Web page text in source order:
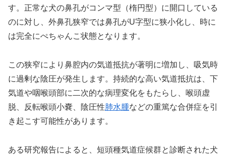
す。正常な犬の鼻孔がコンマ型（楕円型）に開口している
のに対し、外鼻孔狭窄では鼻孔がU字型に狭小化し、時に
は完全にぺちゃんこ状態となります。
この狭窄により鼻腔内の気道抵抗が著明に増加し、吸気時
に過剰な陰圧が発生します。持続的な高い気道抵抗は、下
気道や咽喉頭部に二次的な病理変化をもたらし、喉頭虚
脱、反転喉頭小嚢、陰圧性肺水腫などの重篤な合併症を引
き起こす可能性があります。
ある研究報告によると、短頭種気道症候群と診断された犬